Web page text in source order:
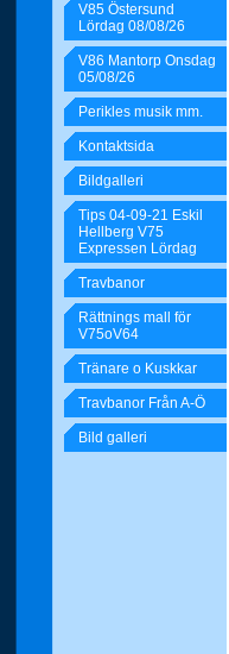
V85 Östersund
Lördag 08/08/26
V86 Mantorp Onsdag
05/08/26
Perikles musik mm.
Kontaktsida
Bildgalleri
Tips 04-09-21 Eskil
Hellberg V75
Expressen Lördag
Travbanor
Rättnings mall för
V75oV64
Tränare o Kuskkar
Travbanor Från A-Ö
Bild galleri